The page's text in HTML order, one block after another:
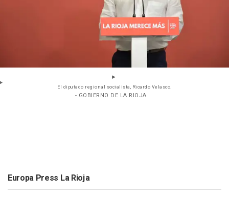
El diputado regional socialista, Ricardo Velasco.
- GOBIERNO DE LA RIOJA
Europa Press La Rioja